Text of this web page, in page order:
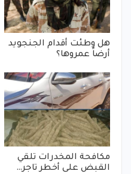
هل وطئت أقدام الجنجويد
أرضاً عمروها؟
مكافحة المخدرات تلقي
القبض على أخطر تاجر…